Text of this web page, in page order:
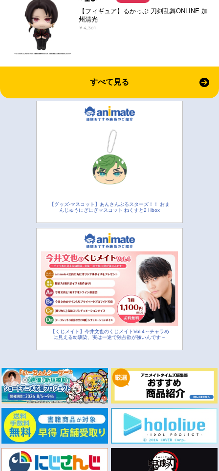
【フィギュア】るかっぷ 刀剣乱舞ONLINE 加
州清光
￥4,301
すべて見る
【グッズ-マスコット】あんさんぶるスターズ！！ おま
んじゅうにぎにぎマスコット ねくすと2 Hbox
【くじメイト】今井文也のくじメイトVol.4～チャラめ
に見える幼馴染、実は一途で独占欲が強いんです～